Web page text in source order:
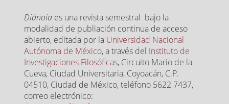
Diánoia es una revista semestral bajo la
modalidad de publiación continua de acceso
abierto, editada por la Universidad Nacional
Autónoma de México, a través del Instituto de
Investigaciones Filosóficas, Circuito Mario de la
Cueva, Ciudad Universitaria, Coyoacán, C.P.
04510, Ciudad de México, teléfono 5622 7437,
correo electrónico: